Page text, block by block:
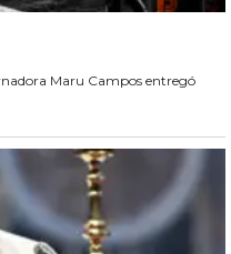
Maru Campos entregó